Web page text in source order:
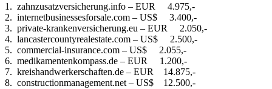
1. zahnzusatzversicherung.info – EUR 4.975,-
2. internetbusinessesforsale.com – US$ 3.400,-
3. private-krankenversicherung.eu – EUR 2.050,-
4. lancastercountyrealestate.com – US$ 2.500,-
5. commercial-insurance.com – US$ 2.055,-
6. medikamentenkompass.de – EUR 1.200,-
7. kreishandwerkerschaften.de – EUR 14.875,-
8. constructionmanagement.net – US$ 12.500,-